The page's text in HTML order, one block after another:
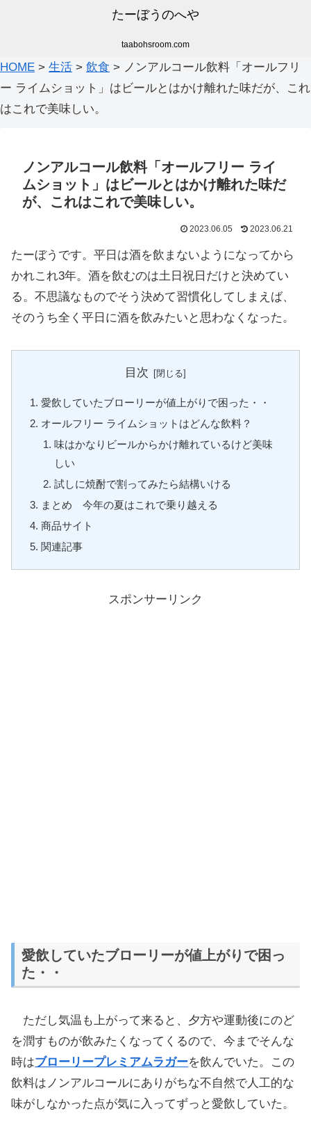
たーぼうのへや
taabohsroom.com
HOME > 生活 > 飲食 > ノンアルコール飲料「オールフリ
ー ライムショット」はビールとはかけ離れた味だが、これ
はこれで美味しい。
ノンアルコール飲料「オールフリー ライ
ムショット」はビールとはかけ離れた味だ
が、これはこれで美味しい。
2023.06.05 2023.06.21
たーぼうです。平日は酒を飲まないようになってから
かれこれ3年。酒を飲むのは土日祝日だけと決めてい
る。不思議なものでそう決めて習慣化してしまえば、
そのうち全く平日に酒を飲みたいと思わなくなった。
目次
愛飲していたブローリーが値上がりで困った・・
オールフリー ライムショットはどんな飲料？
味はかなりビールからかけ離れているけど美味
しい
試しに焼酎で割ってみたら結構いける
まとめ 今年の夏はこれで乗り越える
商品サイト
関連記事
スポンサーリンク
愛飲していたブローリーが値上がりで困っ
た・・
ただし気温も上がって来ると、夕方や運動後にのど
を潤すものが飲みたくなってくるので、今までそんな
時はブローリープレミアムラガーを飲んでいた。この
飲料はノンアルコールにありがちな不自然で人工的な
味がしなかった点が気に入ってずっと愛飲していた。